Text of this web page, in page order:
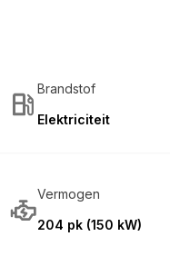
Brandstof
Elektriciteit
Vermogen
204 pk (150 kW)